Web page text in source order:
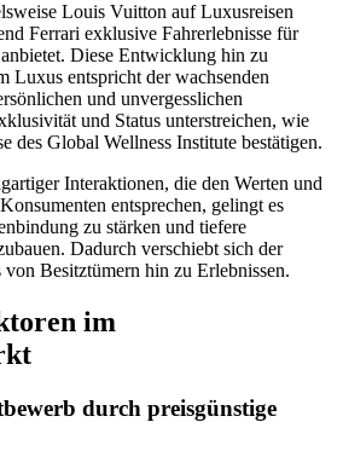
Louis Vuitton auf Luxusreisen
Ferrari exklusive Fahrerlebnisse für
Diese Entwicklung hin zu
Luxus entspricht der wachsenden
und unvergesslichen
und Status unterstreichen, wie
des Global Wellness Institute bestätigen.
Interaktionen, die den Werten und
entsprechen, gelingt es
zu stärken und tiefere
Dadurch verschiebt sich der
Besitztümern hin zu Erlebnissen.
im
durch preisgünstige